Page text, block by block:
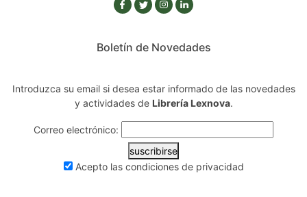
Boletín de Novedades
Introduzca su email si desea estar informado de las novedades
y actividades de Librería Lexnova.
Correo electrónico:
suscribirse
Acepto las condiciones de privacidad